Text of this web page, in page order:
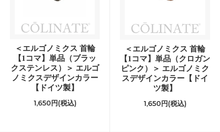
＜エルゴノミクス 首輪
【1コマ】単品（ブラッ
クステンレス）＞ エルゴ
ノミクスデザインカラー
【ドイツ製】
1,650円(税込)
＜エルゴノミクス 首輪
【1コマ】単品（クロガン
ピンク）＞ エルゴノミク
スデザインカラー【ドイ
ツ製】
1,650円(税込)